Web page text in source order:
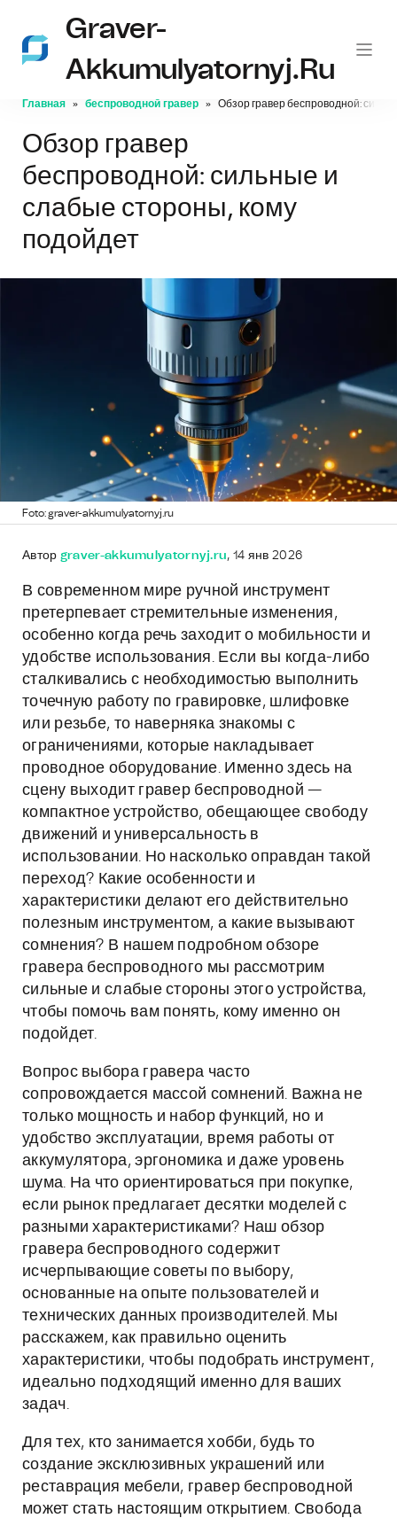
Graver-
Akkumulyatornyj.ru
Главная беспроводной гравер Обзор гравер беспроводной:
Обзор гравер
беспроводной: сильные и
слабые стороны, кому
подойдет
Foto: graver-akkumulyatornyj.ru
Автор graver-akkumulyatornyj.ru, 14 янв 2026
В современном мире ручной инструмент
претерпевает стремительные изменения,
особенно когда речь заходит о мобильности и
удобстве использования. Если вы когда-либо
сталкивались с необходимостью выполнить
точечную работу по гравировке, шлифовке
или резьбе, то наверняка знакомы с
ограничениями, которые накладывает
проводное оборудование. Именно здесь на
сцену выходит гравер беспроводной —
компактное устройство, обещающее свободу
движений и универсальность в
использовании. Но насколько оправдан такой
переход? Какие особенности и
характеристики делают его действительно
полезным инструментом, а какие вызывают
сомнения? В нашем подробном обзоре
гравера беспроводного мы рассмотрим
сильные и слабые стороны этого устройства,
чтобы помочь вам понять, кому именно он
подойдет.
Вопрос выбора гравера часто
сопровождается массой сомнений. Важна не
только мощность и набор функций, но и
удобство эксплуатации, время работы от
аккумулятора, эргономика и даже уровень
шума. На что ориентироваться при покупке,
если рынок предлагает десятки моделей с
разными характеристиками? Наш обзор
гравера беспроводного содержит
исчерпывающие советы по выбору,
основанные на опыте пользователей и
технических данных производителей. Мы
расскажем, как правильно оценить
характеристики, чтобы подобрать инструмент,
идеально подходящий именно для ваших
задач.
Для тех, кто занимается хобби, будь то
создание эксклюзивных украшений или
реставрация мебели, гравер беспроводной
может стать настоящим открытием. Свобода